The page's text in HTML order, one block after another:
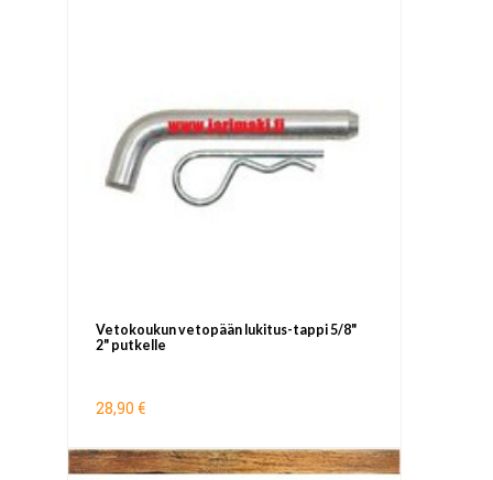
Vetokoukun vetopään lukitus-tappi 5/8"
2" putkelle
28,90 €